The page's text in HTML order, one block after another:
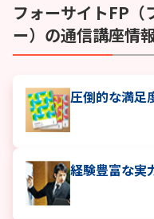
フォーサイトFP（
ー） の通信講座情
圧倒的な満足
経験豊富な実